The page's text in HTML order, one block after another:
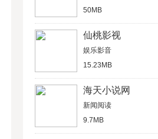
50MB
仙桃影视
娱乐影音
15.23MB
海天小说网
新闻阅读
9.7MB